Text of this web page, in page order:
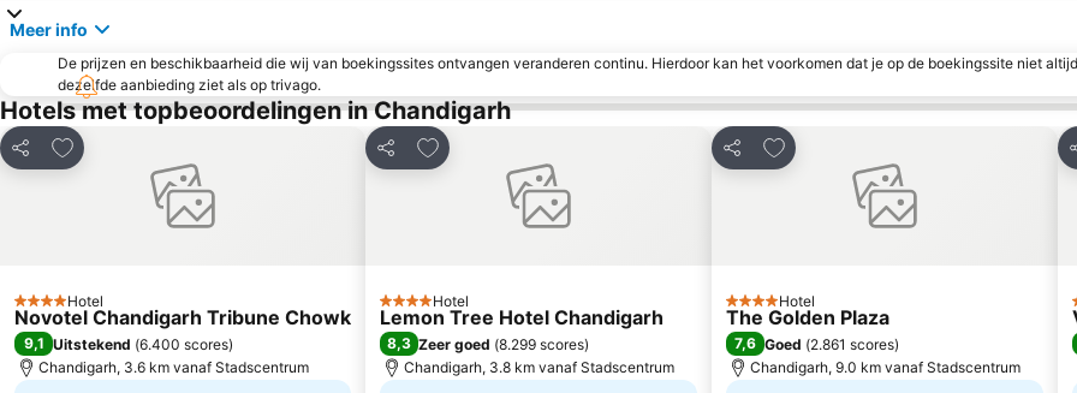
Meer info
De prijzen en beschikbaarheid die wij van boekingssites ontvangen veranderen continu. Hierdoor kan het voorkomen dat je op de boekingssite niet
dezelfde aanbieding ziet als op trivago.
Hotels met topbeoordelingen in Chandigarh
Delen
Toevoegen aan favorieten
4 SterrenHotel
Novotel Chandigarh Tribune Chowk
9,1 Uitstekend (6.400 scores)
Chandigarh, 3.6 km vanaf Stadscentrum
Delen
Toevoegen aan favorieten
4 SterrenHotel
Lemon Tree Hotel Chandigarh
8,3 Zeer goed (8.299 scores)
Chandigarh, 3.8 km vanaf Stadscentrum
Delen
Toevoegen aan favorieten
4 SterrenHotel
The Golden Plaza
7,6 Goed (2.861 scores)
Chandigarh, 9.0 km vanaf Stadscentrum